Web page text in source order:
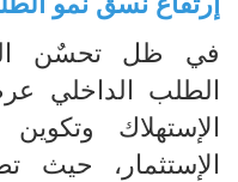
في ظل تحسٌن
الطلب الداخلي
الإستهلاك
الإستثمار، حيث